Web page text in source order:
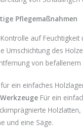
Pflegemaßnahmen
auf Feuchtigkeit
Umschichtung des
von befallenem
ein einfaches
Für ein
Holzlatten,
und eine Säge.